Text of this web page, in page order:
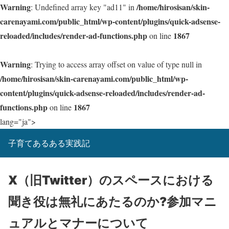
Warning: Undefined array key "ad11" in /home/hirosisan/skin-
carenayami.com/public_html/wp-content/plugins/quick-adsense-
reloaded/includes/render-ad-functions.phpon line 1867
Warning: Trying to access array offset on value of type null in
/home/hirosisan/skin-carenayami.com/public_html/wp-
content/plugins/quick-adsense-reloaded/includes/render-ad-
functions.phpon line 1867
lang="ja">
子育てあるある実践記
X（旧Twitter）のスペースにおける
聞き役は無礼にあたるのか?参加マニ
ュアルとマナーについて